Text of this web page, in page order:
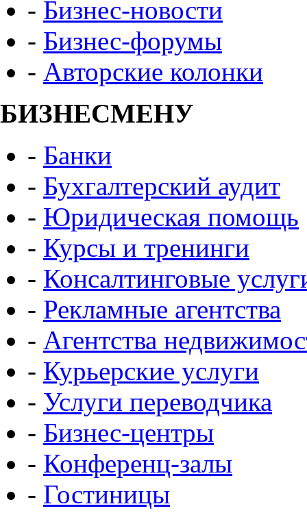
- Бизнес-новости
- Бизнес-форумы
- Авторские колонки
БИЗНЕСМЕНУ
- Банки
- Бухгалтерский аудит
- Юридическая помощь
- Курсы и тренинги
- Консалтинговые
- Рекламные агентства
- Агентства
- Курьерские услуги
- Услуги переводчика
- Бизнес-центры
- Конференц-залы
- Гостиницы